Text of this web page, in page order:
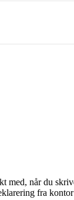
med, når du
fra